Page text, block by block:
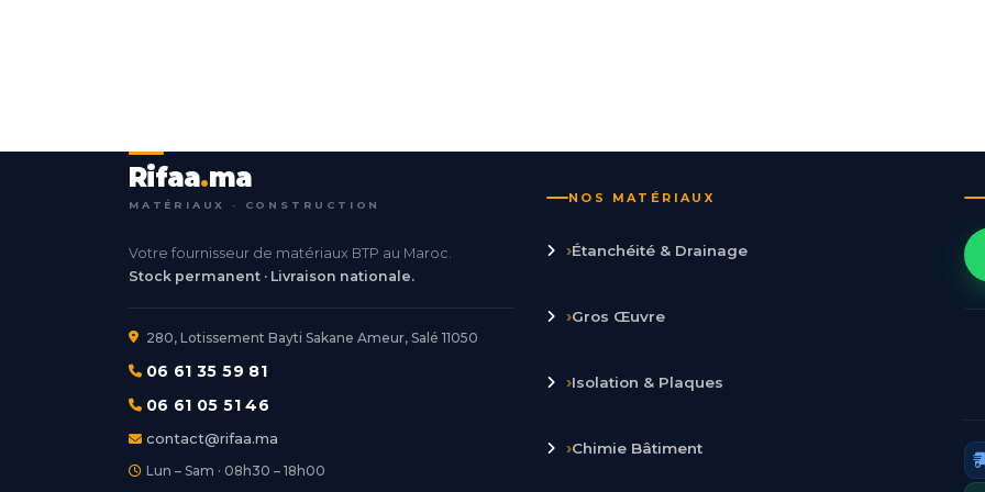
Rifaa.ma
MATÉRIAUX · CONSTRUCTION
Votre fournisseur de matériaux BTP au Maroc.
Stock permanent · Livraison nationale.
280, Lotissement Bayti Sakane Ameur, Salé 11050
06 61 35 59 81
06 61 05 51 46
contact@rifaa.ma
Lun – Sam · 08h30 – 18h00
NOS MATÉRIAUX
›Étanchéité & Drainage
›Gros Œuvre
›Isolation & Plaques
›Chimie Bâtiment